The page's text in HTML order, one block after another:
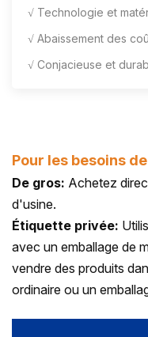
√ Technologie et
√ Abaissement des
√ Conjacieuse et
Pour les besoins
De gros: Achetez
d'usine.
Étiquette privée:
avec un emballage de
vendre des produits
ordinaire ou un